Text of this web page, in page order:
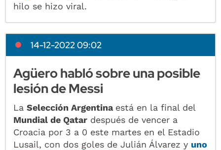
hilo se hizo viral.
14-12-2022 09:02
Agüero habló sobre una posible
lesión de Messi
LaSelección Argentina está en la final del
Mundial de Qatar después de vencer a
Croacia por 3 a 0 este martes en el Estadio
Lusail, con dos goles de Julián Álvarez y uno